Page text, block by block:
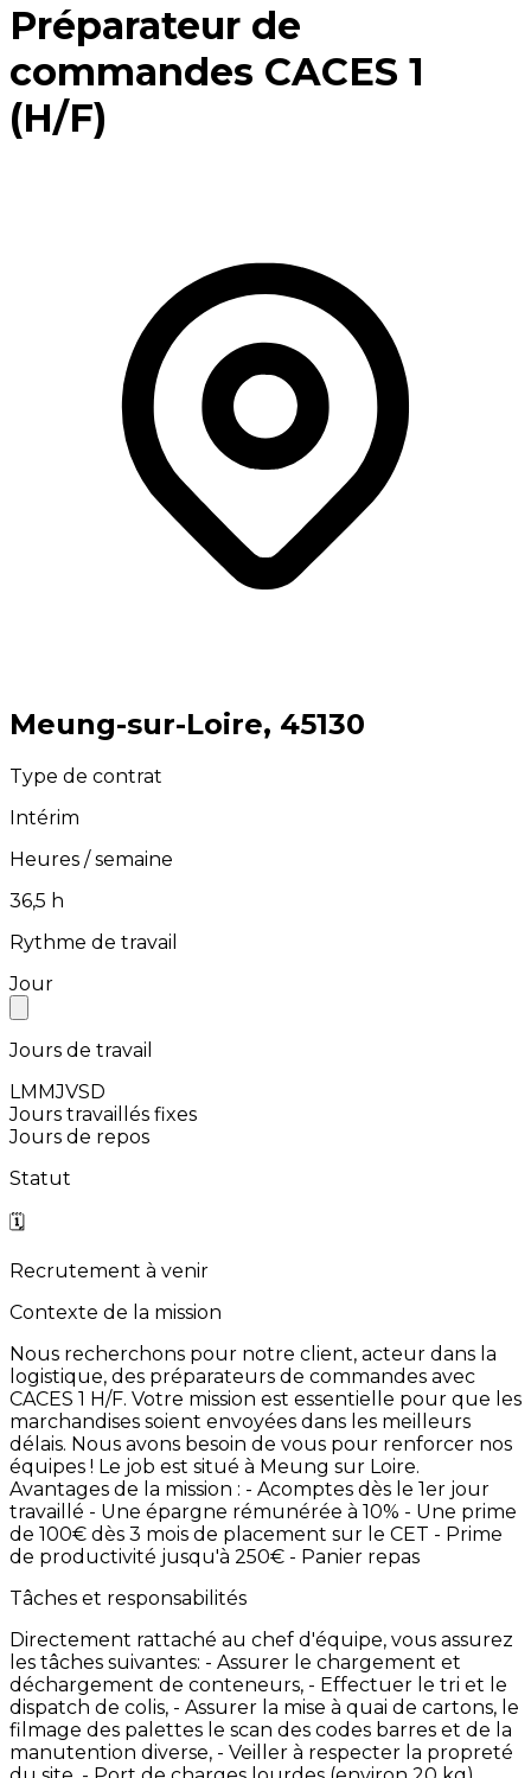
Préparateur de
commandes CACES 1
(H/F)
⁨Meung-sur-Loire⁩, ⁨45130⁩
Type de contrat
Intérim
Heures / semaine
⁨36,5⁩ h
Rythme de travail
Jour
Jours de travail
LMMJVSD
Jours travaillés fixes
Jours de repos
Statut
🗓️
Recrutement à venir
Contexte de la mission
Nous recherchons pour notre client, acteur dans la
logistique, des préparateurs de commandes avec
CACES 1 H/F. Votre mission est essentielle pour que les
marchandises soient envoyées dans les meilleurs
délais. Nous avons besoin de vous pour renforcer nos
équipes ! Le job est situé à Meung sur Loire.
Avantages de la mission : - Acomptes dès le 1er jour
travaillé - Une épargne rémunérée à 10% - Une prime
de 100€ dès 3 mois de placement sur le CET - Prime
de productivité jusqu'à 250€ - Panier repas
Tâches et responsabilités
Directement rattaché au chef d'équipe, vous assurez
les tâches suivantes: - Assurer le chargement et
déchargement de conteneurs, - Effectuer le tri et le
dispatch de colis, - Assurer la mise à quai de cartons, le
filmage des palettes le scan des codes barres et de la
manutention diverse, - Veiller à respecter la propreté